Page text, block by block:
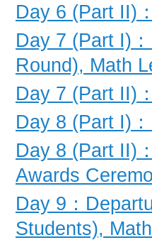
Day 6 (Part II)
Day 7 (Part I)
Round), Math
Day 7 (Part II)
Day 8 (Part I)
Day 8 (Part II)
Awards
Day 9：
Students),